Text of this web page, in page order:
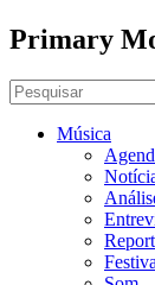
Primary
Música